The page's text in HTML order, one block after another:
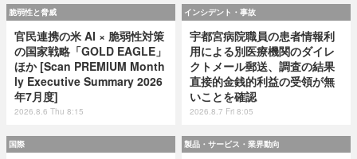
脆弱性と脅威
官民連携の米 AI × 脆弱性対策
の国家戦略「GOLD EAGLE」
ほか [Scan PREMIUM Month
ly Executive Summary 2026
年7月度]
2026.8.6 Thu 8:15
インシデント・事故
宇都宮病院職員の患者情報利
用による別医療機関のダイレ
クトメール郵送、調査の結果
直接的金銭的利益の受領が無
いことを確認
2026.8.7 Fri 8:05
国際 製品・サービス・業界動向